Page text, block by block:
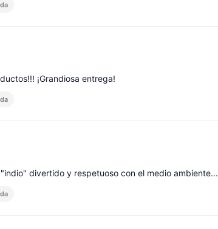
¡Grandiosa entrega!
divertido y respetuoso con el medio ambiente...